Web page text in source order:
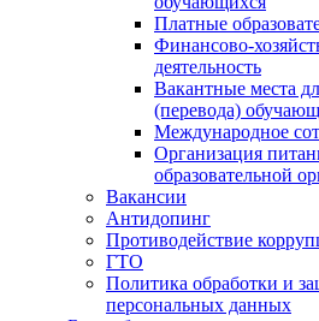
Платные
Финансово-
деятельность
Вакантные места
(перевода)
Международное
Организация
образовательной
Вакансии
Антидопинг
Противодействие
ГТО
Политика обработки и
персональных данных